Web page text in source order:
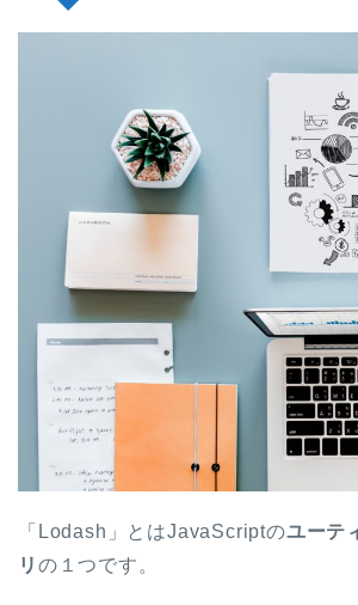
「Lodash」とはJavaScriptのユーテ
リ の１つです。